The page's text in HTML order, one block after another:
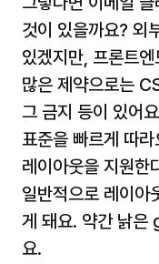
것이 있을까요? 외
있겠지만, 프론트
많은 제약으로는
그 금지 등이 있어
표준을 빠르게 따
레이아웃을 지원한
일반적으로 레이아
게 돼요. 약간 낡은
요.